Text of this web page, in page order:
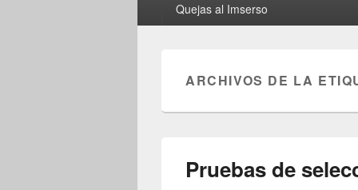
Quejas al Imserso
ARCHIVOS DE LA
Pruebas de